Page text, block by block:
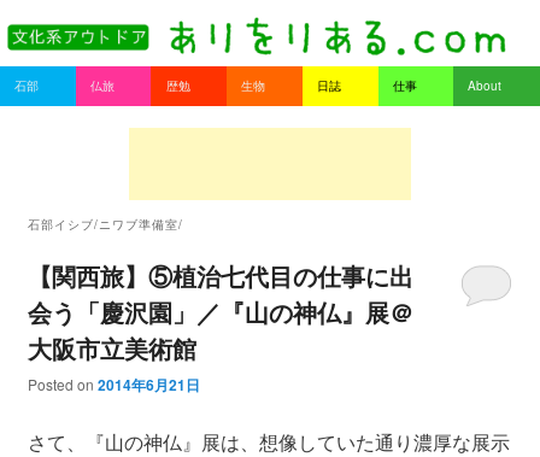
ありをりある.com
Main menu
Skip to primary content
Skip to secondary content
石部 仏旅 歴勉 生物 日誌 仕事 About
石部イシブ/ニワブ準備室/
【関西旅】⑤植治七代目の仕事に出
会う「慶沢園」／『山の神仏』展＠
大阪市立美術館
Posted on 2014年6月21日
さて、『山の神仏』展は、想像していた通り濃厚な展示